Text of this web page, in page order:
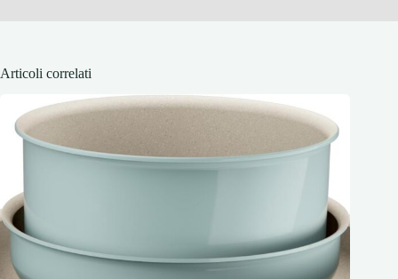
Articoli correlati